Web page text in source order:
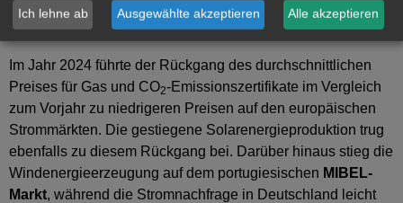
allen von AleaSoft Energy Forecasting
analysierten
Märkten die niedrigsten seit 2021.
Im Jahr 2024 führte der Rückgang des durchschnittlichen
Preises für Gas und CO2-Emissionszertifikate im Vergleich
zum Vorjahr zu niedrigeren Preisen auf den europäischen
Strommärkten. Die gestiegene Solarenergieproduktion trug
ebenfalls zu diesem Rückgang bei. Darüber hinaus stieg die
Windenergieerzeugung auf dem portugiesischen MIBEL-
Markt, während die Stromnachfrage in Deutschland leicht
Ich lehne ab Ausgewählte akzeptieren Alle akzeptieren